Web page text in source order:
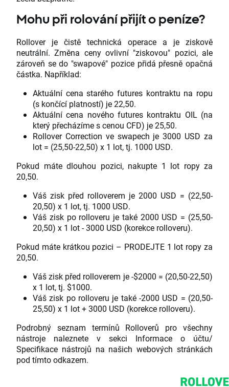
Mohu při rolování přijít o peníze?
Rollover je čistě technická operace a je ziskově
neutrální. Změna ceny ovlivní "ziskovou" pozici, ale
zároveň se do "swapové" pozice přidá přesně opačná
částka. Například:
Aktuální cena starého futures kontraktu na ropu
(s končící platností) je 22,50.
Aktuální cena nového futures kontraktu OIL (na
který přecházíme s cenou CFD) je 25,50.
Rollover Correction ve swapech je 3000 USD za
lot = (25,50-22,50) x 1 lot, tj. 1000 USD.
Pokud máte dlouhou pozici, nakupte 1 lot ropy za
20,50.
Váš zisk před rolloverem je 2000 USD = (22,50-
20,50) x 1 lot, tj. 1000 USD.
Váš zisk po rolloveru je také 2000 USD = (25,50-
20,50) x 1 lot - 3000 USD (korekce rolloveru).
Pokud máte krátkou pozici – PRODEJTE 1 lot ropy za
20,50.
Váš zisk před rolloverem je -$2000 = (20,50-22,50)
x 1 lot, tj. $1000.
Váš zisk po rolloveru je také -2000 USD = (20,50-
25,50) x 1 lot + 3000 USD (korekce rolloveru).
Podrobný seznam termínů Rolloverů pro všechny
nástroje naleznete v sekci Informace o účtu/
Specifikace nástrojů na našich webových stránkách
pod tímto odkazem.